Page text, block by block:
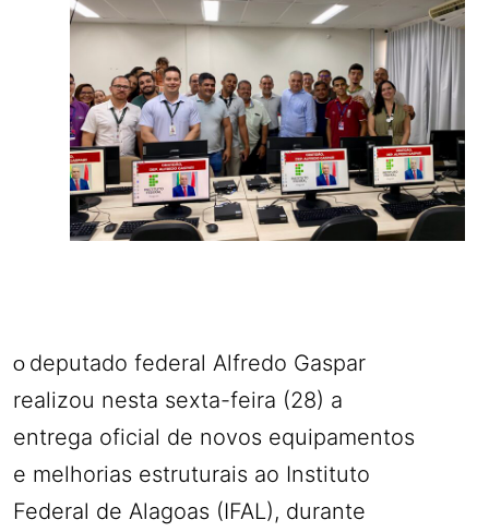
O deputado federal Alfredo Gaspar
realizou nesta sexta-feira (28) a
entrega oficial de novos equipamentos
e melhorias estruturais ao Instituto
Federal de Alagoas (IFAL), durante